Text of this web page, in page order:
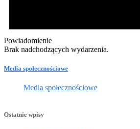
Powiadomienie
Brak nadchodzących wydarzenia.
Media społecznościowe
Media społecznościowe
Ostatnie wpisy